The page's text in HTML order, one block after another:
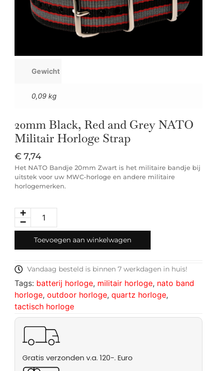
Gewicht
0,09 kg
20mm Black, Red and Grey NATO
Militair Horloge Strap
€ 7,74
Het NATO Bandje 20mm Zwart is het militaire bandje bij
uitstek voor uw MWC-horloge en andere militaire
horlogemerken.
Toevoegen aan winkelwagen
Vandaag besteld is binnen 7 werkdagen in huis!
Tags: batterij horloge, militair horloge, nato band
horloge, outdoor horloge, quartz horloge,
tactisch horloge
Gratis verzonden v.a. 120-. Euro